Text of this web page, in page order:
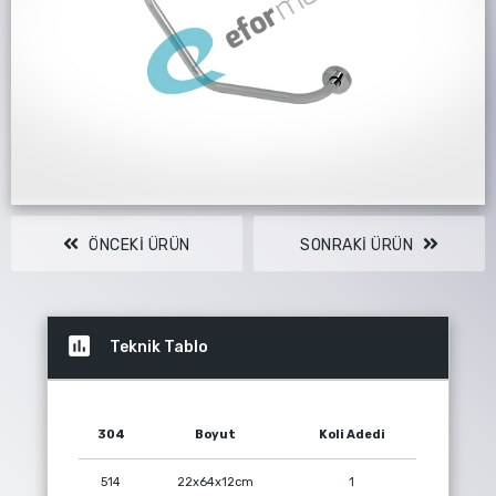
ÖNCEKI ÜRÜN SONRAKI ÜRÜN
insert_chart Teknik Tablo
304 Boyut Koli Adedi
514 22x64x12cm 1